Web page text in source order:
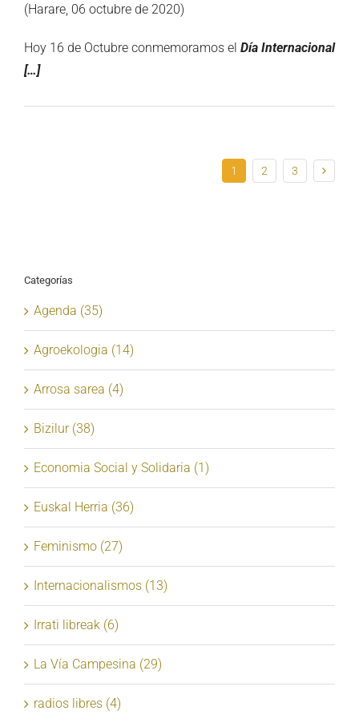
(Harare, 06 octubre de 2020)
Hoy 16 de Octubre conmemoramos el Día Internacional
[…]
1 2 3
Categorías
Agenda (35)
Agroekologia (14)
Arrosa sarea (4)
Bizilur (38)
Economia Social y Solidaria (1)
Euskal Herria (36)
Feminismo (27)
Internacionalismos (13)
Irrati libreak (6)
La Vía Campesina (29)
radios libres (4)